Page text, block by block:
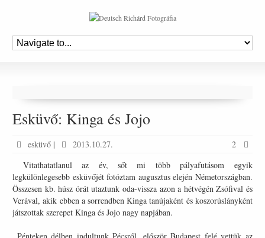
Esküvő: Kinga és Jojo
esküvő | 2013.10.27.
2
Vitathatatlanul az év, sőt mi több pályafutásom egyik
legkülönlegesebb esküvőjét fotóztam augusztus elején Németországban.
Összesen kb. húsz órát utaztunk oda-vissza azon a hétvégén Zsófival és
Verával, akik ebben a sorrendben Kinga tanújaként és koszorúslányként
játszottak szerepet Kinga és Jojo nagy napjában.
Pénteken délben indultunk Pécsről, először Budapest felé vettük az